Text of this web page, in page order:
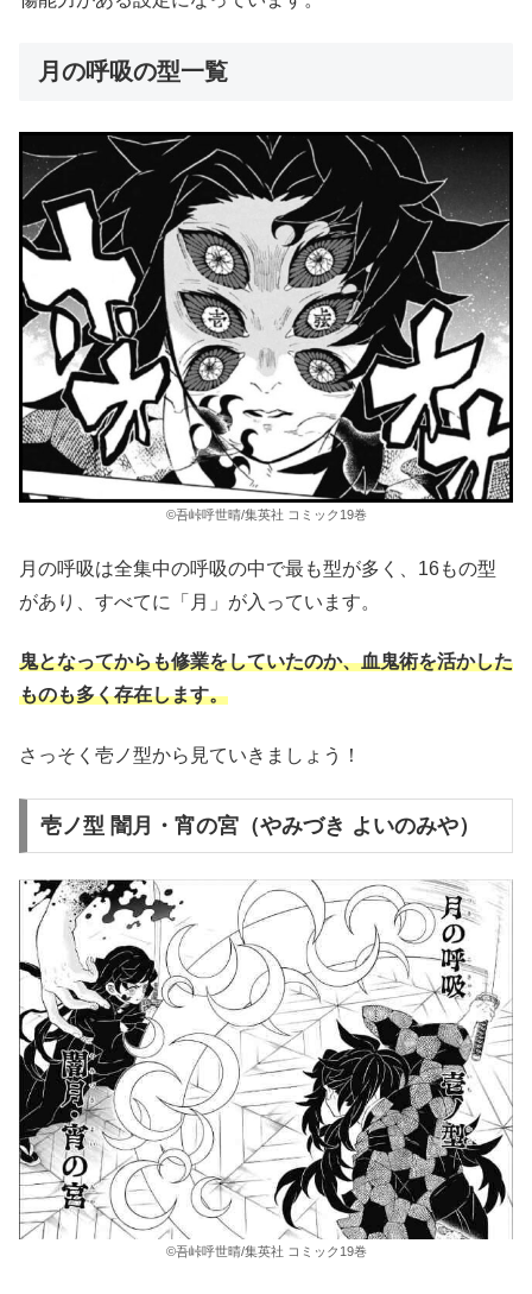
月の呼吸の型一覧
©吾峠呼世晴/集英社 コミック19巻
月の呼吸は全集中の呼吸の中で最も型が多く、16もの型
があり、すべてに「月」が入っています。
鬼となってからも修業をしていたのか、血鬼術を活かした
ものも多く存在します。
さっそく壱ノ型から見ていきましょう！
壱ノ型 闇月・宵の宮（やみづき よいのみや）
©吾峠呼世晴/集英社 コミック19巻